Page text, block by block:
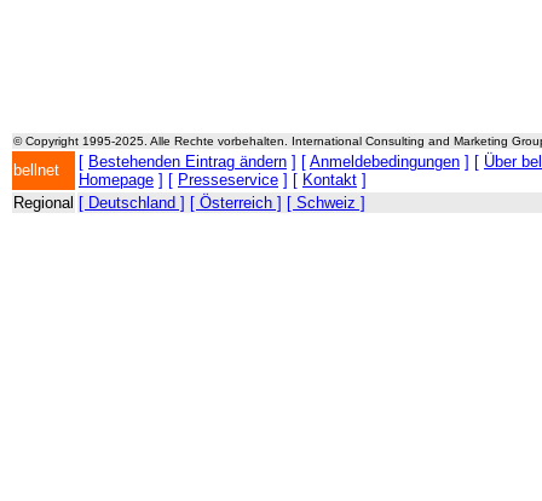
© Copyright 1995-2025. Alle Rechte vorbehalten. International Consulting and Marketing
bellnet [ Bestehenden Eintrag ändern ] [ Anmeldebedingungen ] [ Über
Homepage ] [ Presseservice ] [ Kontakt ]
Regional [ Deutschland ] [ Österreich ] [ Schweiz ]